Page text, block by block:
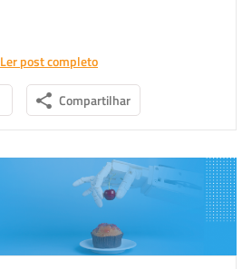
Compartilhar
Ler post completo